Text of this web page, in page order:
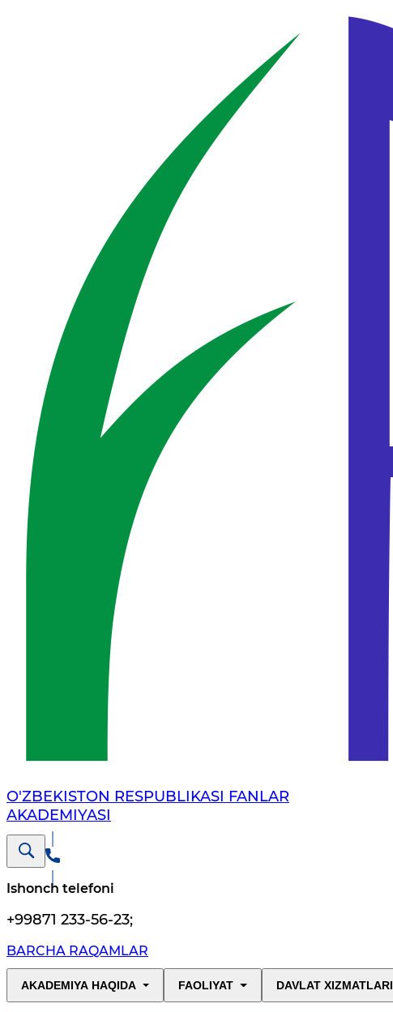
O'ZBEKISTON RESPUBLIKASI FANLAR
AKADEMIYASI
Ishonch telefoni
+99871 233-56-23;
BARCHA RAQAMLAR
AKADEMIYA HAQIDA FAOLIYAT DAVLAT XIZMATLARI